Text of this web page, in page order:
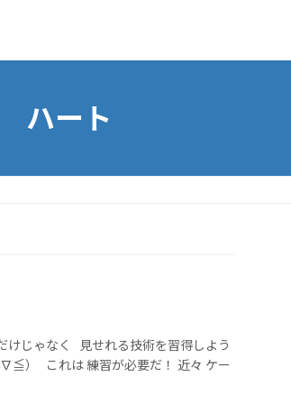
ハート
けじゃなく 見せれる技術を習得しよう
） これは 練習が必要だ！ 近々 ケー